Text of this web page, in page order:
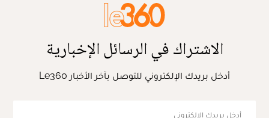
الاشتراك في الرسائل الإخبارية
أدخل بريدك الإلكتروني للتوصل بآخر الأخبار Le360